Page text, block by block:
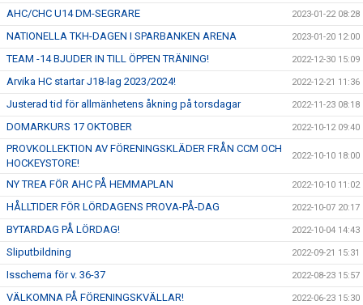
AHC/CHC U14 DM-SEGRARE 2023-01-22 08:28
NATIONELLA TKH-DAGEN I SPARBANKEN ARENA 2023-01-20 12:00
TEAM -14 BJUDER IN TILL ÖPPEN TRÄNING! 2022-12-30 15:09
Arvika HC startar J18-lag 2023/2024! 2022-12-21 11:36
Justerad tid för allmänhetens åkning på torsdagar 2022-11-23 08:18
DOMARKURS 17 OKTOBER 2022-10-12 09:40
PROVKOLLEKTION AV FÖRENINGSKLÄDER FRÅN CCM OCH
HOCKEYSTORE!
2022-10-10 18:00
NY TREA FÖR AHC PÅ HEMMAPLAN 2022-10-10 11:02
HÅLLTIDER FÖR LÖRDAGENS PROVA-PÅ-DAG 2022-10-07 20:17
BYTARDAG PÅ LÖRDAG! 2022-10-04 14:43
Sliputbildning 2022-09-21 15:31
Isschema för v. 36-37 2022-08-23 15:57
VÄLKOMNA PÅ FÖRENINGSKVÄLLAR! 2022-06-23 15:30